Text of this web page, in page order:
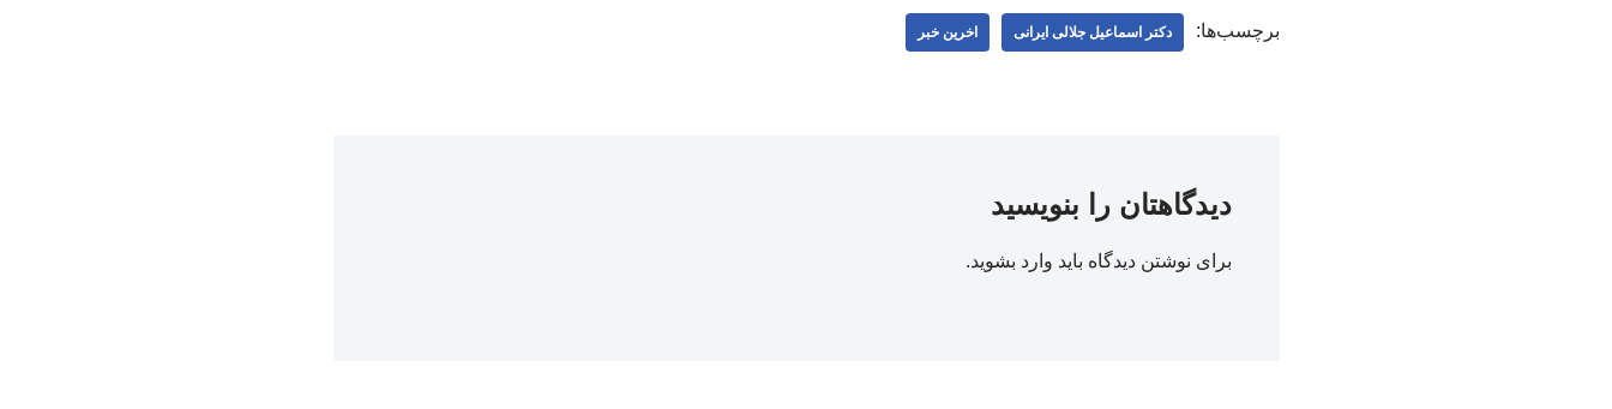
برچسب‌ها: دکتر اسماعیل جلالی ایرانی اخرین خبر
دیدگاهتان را بنویسید
برای نوشتن دیدگاه باید وارد بشوید.